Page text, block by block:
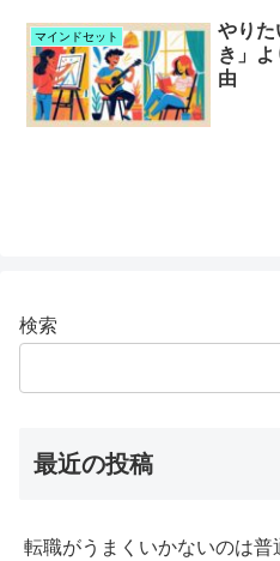
マインドセット
やりた
き」
由
検索
最近の投稿
転職がうまくいかないのは